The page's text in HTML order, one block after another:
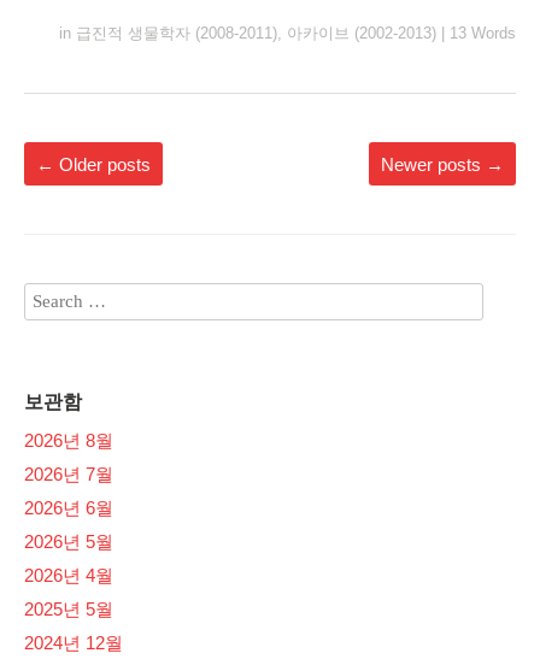
in 급진적 생물학자 (2008-2011), 아카이브 (2002-2013) 13 Words
← Older posts Newer posts →
보관함
2026년 8월
2026년 7월
2026년 6월
2026년 5월
2026년 4월
2025년 5월
2024년 12월